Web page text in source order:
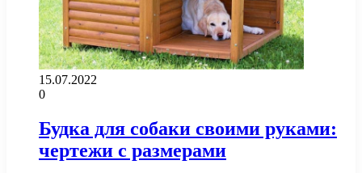
15.07.2022
0
Будка для собаки своими руками:
чертежи с размерами